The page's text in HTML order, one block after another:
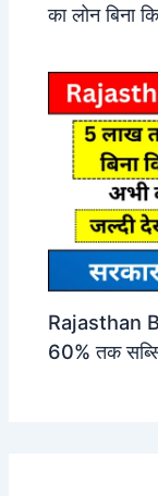
का लोन बिना
Rajasthan
60% तक